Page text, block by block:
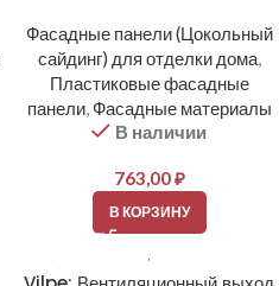
Фасадные панели (Цокольный
сайдинг) для отделки дома,
Пластиковые фасадные
панели, Фасадные материалы
В наличии
763,00₽
В КОРЗИНУ